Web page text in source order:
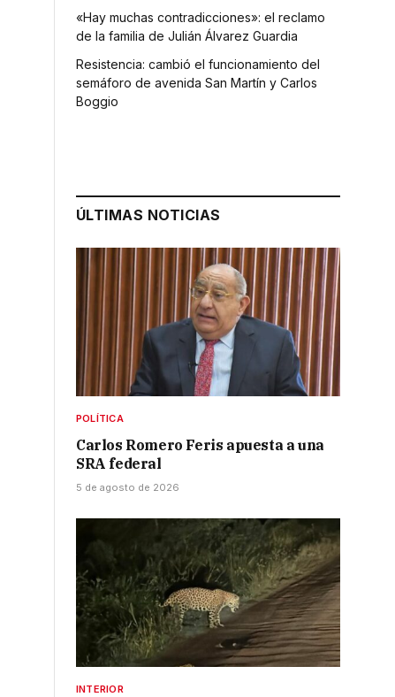
«Hay muchas contradicciones»: el reclamo
de la familia de Julián Álvarez Guardia
Resistencia: cambió el funcionamiento del
semáforo de avenida San Martín y Carlos
Boggio
ÚLTIMAS NOTICIAS
POLÍTICA
Carlos Romero Feris apuesta a una
SRA federal
5 de agosto de 2026
INTERIOR